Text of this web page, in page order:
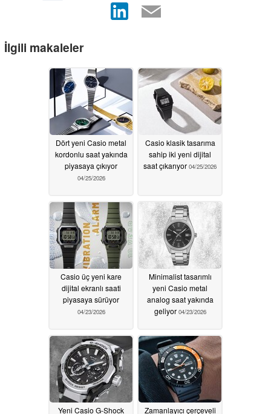
İlgili makaleler
Dört yeni Casio metal
kordonlu saat yakında
piyasaya çıkıyor
04/25/2026
Casio klasik tasarıma
sahip iki yeni dijital
saat çıkarıyor 04/25/2026
Casio üç yeni kare
dijital ekranlı saati
piyasaya sürüyor
04/23/2026
Minimalist tasarımlı
yeni Casio metal
analog saat yakında
geliyor 04/23/2026
Yeni Casio G-Shock
Zamanlayıcı çerçeveli